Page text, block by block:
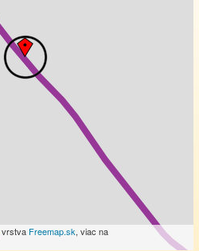
vrstva Freemap.sk, viac na